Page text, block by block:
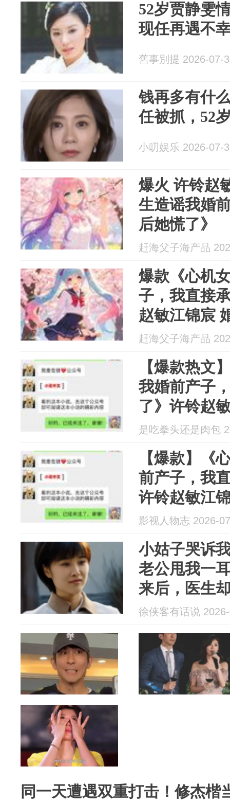
52岁贾静雯
现任再遇不
舊事別提 2026-07-
钱再多有什
任被抓，52
小叨娱乐 2026-07-
爆火 许铃赵
生造谣我婚
后她慌了》
赶海父子海产品
爆款《心机
子，我直接
赵敏江锦宸
着我的病历
赶海父子海产品
【爆款热文
我婚前产子
了》许铃赵
是吃拳头还是肉包
【爆款】《
前产子，我
许铃赵敏江
影视人物志 2026-
小姑子哭诉
老公甩我一
来后，医生
怀孕7个月了
徐侠客有话说
同一天遭遇双重打击！修杰楷